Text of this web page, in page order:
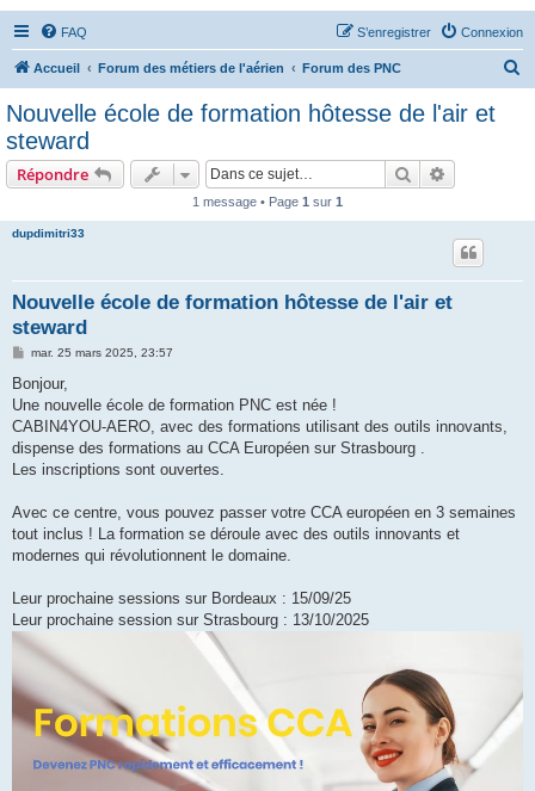
FAQ Connexion
S’enregistrer
Accueil Forum des métiers de l'aérien Forum des PNC
Nouvelle école de formation hôtesse de l'air et
steward
Répondre Rechercher
1 message • Page 1 sur 1
dupdimitri33
Nouvelle école de formation hôtesse de l'air et
steward
M
s
a
g
mar. 25 mars 2025, 23:57
Bonjour,
Une nouvelle école de formation PNC est née !
CABIN4YOU-AERO, avec des formations utilisant des outils innovants,
dispense des formations au CCA Européen sur Strasbourg .
Les inscriptions sont ouvertes.
Avec ce centre, vous pouvez passer votre CCA européen en 3 semaines
tout inclus ! La formation se déroule avec des outils innovants et
modernes qui révolutionnent le domaine.
Leur prochaine sessions sur Bordeaux : 15/09/25
Leur prochaine session sur Strasbourg : 13/10/2025